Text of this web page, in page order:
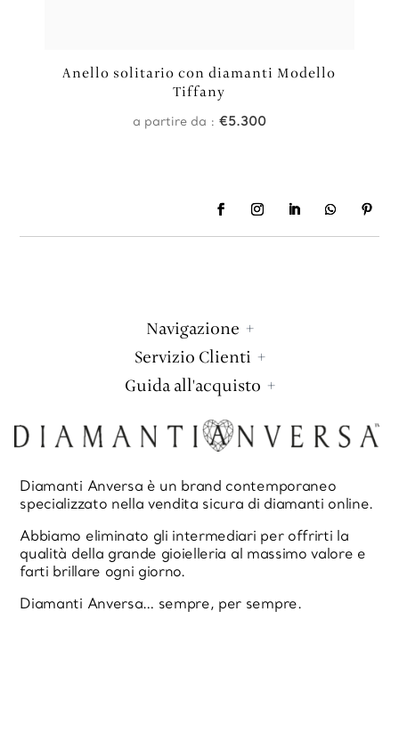
Anello solitario con diamanti Modello
Tiffany
a partire da : €5.300
Navigazione
Servizio Clienti
Guida all'acquisto
Diamanti Anversa è un brand contemporaneo
specializzato nella vendita sicura di diamanti online.
Abbiamo eliminato gli intermediari per offrirti la
qualità della grande gioielleria al massimo valore e
farti brillare ogni giorno.
Diamanti Anversa… sempre, per sempre.